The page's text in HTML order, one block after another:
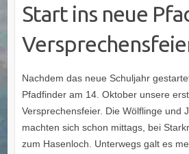
Start ins neue
Nachdem das neue Schuljahr
Pfadfinder am 14. Oktober unsere
Versprechensfeier. Die Wölflinge und
machten sich schon mittags, bei
zum Hasenloch. Unterwegs galt es